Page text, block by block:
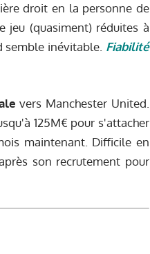
droit en la personne de
jeu (quasiment) réduites à
semble inévitable. Fiabilité
vers Manchester United.
125M€ pour s'attacher
maintenant. Difficile en
son recrutement pour